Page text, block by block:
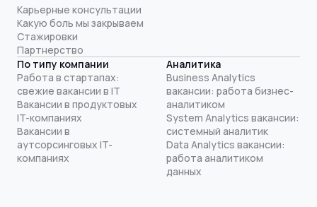
Карьерные консультации
Какую боль мы закрываем
Стажировки
Партнерство
По типу компании
Работа в стартапах:
свежие вакансии в IT
Вакансии в продуктовых
IT-компаниях
Вакансии в
аутсорсинговых IT-
компаниях
Аналитика
Business Analytics
вакансии: работа бизнес-
аналитиком
System Analytics вакансии:
системный аналитик
Data Analytics вакансии:
работа аналитиком
данных